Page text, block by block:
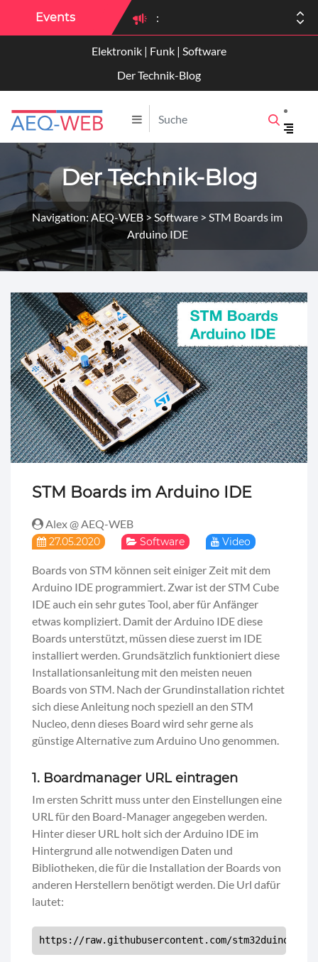
Events :
:
Elektronik | Funk | Software
Der Technik-Blog
Der Technik-Blog
Navigation: AEQ-WEB > Software > STM Boards im
Arduino IDE
STM Boards im Arduino IDE
Alex @ AEQ-WEB
27.05.2020 Software Video
Boards von STM können seit einiger Zeit mit dem
Arduino IDE programmiert. Zwar ist der STM Cube
IDE auch ein sehr gutes Tool, aber für Anfänger
etwas kompliziert. Damit der Arduino IDE diese
Boards unterstützt, müssen diese zuerst im IDE
installiert werden. Grundsätzlich funktioniert diese
Installationsanleitung mit den meisten neuen
Boards von STM. Nach der Grundinstallation richtet
sich diese Anleitung noch speziell an den STM
Nucleo, denn dieses Board wird sehr gerne als
günstige Alternative zum Arduino Uno genommen.
1. Boardmanager URL eintragen
Im ersten Schritt muss unter den Einstellungen eine
URL für den Board-Manager angegeben werden.
Hinter dieser URL holt sich der Arduino IDE im
Hintergrund alle notwendigen Daten und
Bibliotheken, die für die Installation der Boards von
anderen Herstellern benötigt werden. Die Url dafür
lautet:
https://raw.githubusercontent.com/stm32duino/